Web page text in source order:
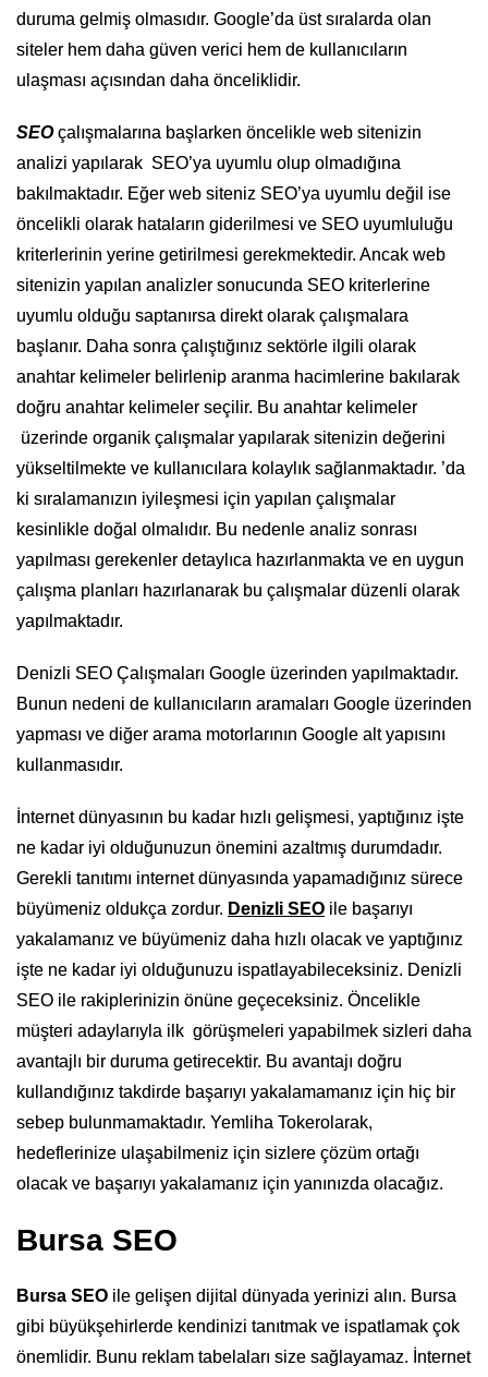
duruma gelmiş olmasıdır. Google’da üst sıralarda olan
siteler hem daha güven verici hem de kullanıcıların
ulaşması açısından daha önceliklidir.
SEOçalışmalarına başlarken öncelikle web sitenizin
analizi yapılarak SEO’ya uyumlu olup olmadığına
bakılmaktadır. Eğer web siteniz SEO’ya uyumlu değil ise
öncelikli olarak hataların giderilmesi ve SEO uyumluluğu
kriterlerinin yerine getirilmesi gerekmektedir. Ancak web
sitenizin yapılan analizler sonucunda SEO kriterlerine
uyumlu olduğu saptanırsa direkt olarak çalışmalara
başlanır. Daha sonra çalıştığınız sektörle ilgili olarak
anahtar kelimeler belirlenip aranma hacimlerine bakılarak
doğru anahtar kelimeler seçilir. Bu anahtar kelimeler
üzerinde organik çalışmalar yapılarak sitenizin değerini
yükseltilmekte ve kullanıcılara kolaylık sağlanmaktadır. ’da
ki sıralamanızın iyileşmesi için yapılan çalışmalar
kesinlikle doğal olmalıdır. Bu nedenle analiz sonrası
yapılması gerekenler detaylıca hazırlanmakta ve en uygun
çalışma planları hazırlanarak bu çalışmalar düzenli olarak
yapılmaktadır.
Denizli SEO Çalışmaları Google üzerinden yapılmaktadır.
Bunun nedeni de kullanıcıların aramaları Google üzerinden
yapması ve diğer arama motorlarının Google alt yapısını
kullanmasıdır.
İnternet dünyasının bu kadar hızlı gelişmesi, yaptığınız işte
ne kadar iyi olduğunuzun önemini azaltmış durumdadır.
Gerekli tanıtımı internet dünyasında yapamadığınız sürece
büyümeniz oldukça zordur. Denizli SEO ile başarıyı
yakalamanız ve büyümeniz daha hızlı olacak ve yaptığınız
işte ne kadar iyi olduğunuzu ispatlayabileceksiniz. Denizli
SEO ile rakiplerinizin önüne geçeceksiniz. Öncelikle
müşteri adaylarıyla ilk görüşmeleri yapabilmek sizleri daha
avantajlı bir duruma getirecektir. Bu avantajı doğru
kullandığınız takdirde başarıyı yakalamamanız için hiç bir
sebep bulunmamaktadır. Yemliha Tokerolarak,
hedeflerinize ulaşabilmeniz için sizlere çözüm ortağı
olacak ve başarıyı yakalamanız için yanınızda olacağız.
Bursa SEO
Bursa SEO ile gelişen dijital dünyada yerinizi alın. Bursa
gibi büyükşehirlerde kendinizi tanıtmak ve ispatlamak çok
önemlidir. Bunu reklam tabelaları size sağlayamaz. İnternet